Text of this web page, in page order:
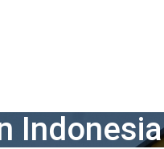
Indonesia